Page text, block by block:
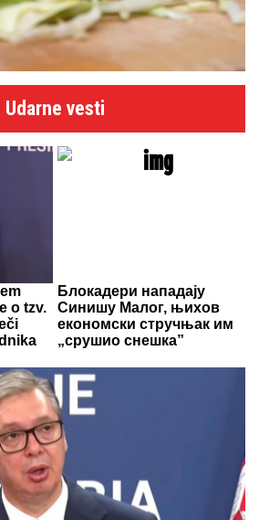
Udarne vesti
o tzv.
Блокадери нападају
Синишу Малог, њихов
економски стручњак им
„срушио снешка”